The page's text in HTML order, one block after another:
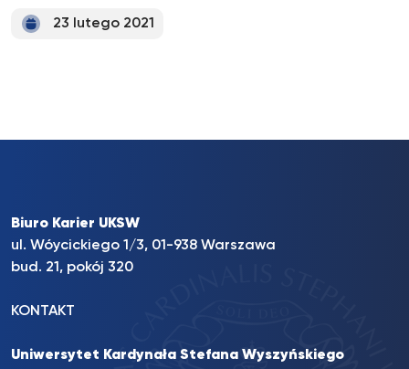
23 lutego 2021
Biuro Karier UKSW
ul. Wóycickiego 1/3, 01-938 Warszawa
bud. 21, pokój 320
KONTAKT
Uniwersytet Kardynała Stefana Wyszyńskiego